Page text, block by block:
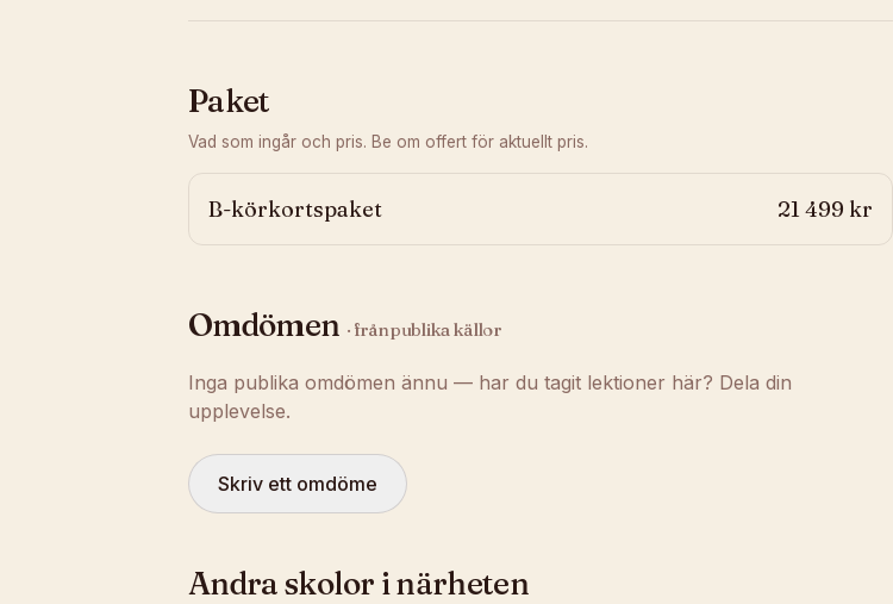
Paket
Vad som ingår och pris. Be om offert för aktuellt pris.
B-körkortspaket 21 499 kr
Omdömen · från publika källor
Inga publika omdömen ännu — har du tagit lektioner här? Dela din
upplevelse.
Skriv ett omdöme
Andra skolor i närheten